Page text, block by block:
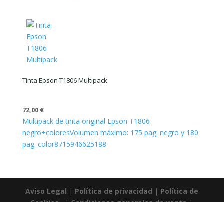
Tinta Epson T1806 Multipack
72,00 €
Multipack de tinta original Epson T1806
negro+coloresVolumen máximo: 175 pag. negro y 180
pag. color8715946625188
Aviso Legal | Política de privacidad | Política de